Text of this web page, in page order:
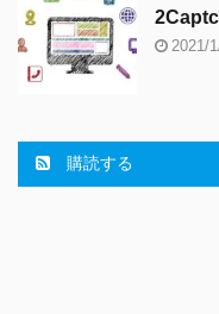
2021/
購読する